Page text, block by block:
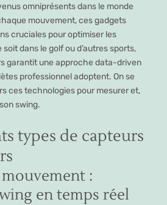
omniprésents dans le monde
mouvement, ces gadgets
cruciales pour optimiser les
dans le golf ou d’autres sports,
garantit une approche data-driven
professionnel adoptent. On se
ces technologies pour mesurer et,
swing.
types de capteurs
:
en temps réel